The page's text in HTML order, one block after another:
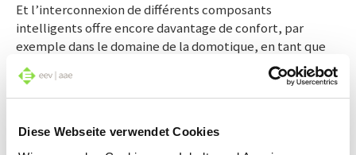
Diese Webseite verwendet Cookies
Et l’interconnexion de différents composants
intelligents offre encore davantage de confort, par
exemple dans le domaine de la domotique, en tant que
partie de l’habitat intelligent. La domotique illustre
parfaitement comment l’interconnexion agit dans la vie
quotidienne. Les dispositifs d’ombrage réagissent aux
extérieure dépasse une certaine valeur, les stores se